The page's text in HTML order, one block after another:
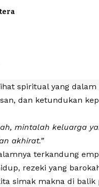
spiritual yang dalam
dan ketundukan
mintalah keluarga
akhirat.”
terkandung
rezeki yang
simak makna di balik